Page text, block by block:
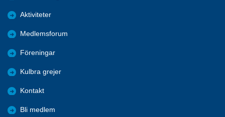
Aktiviteter
Medlemsforum
Föreningar
Kulbra grejer
Kontakt
Bli medlem